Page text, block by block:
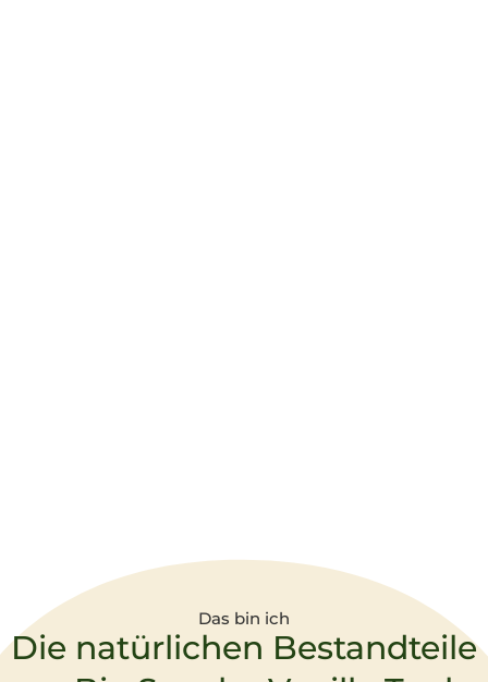
Das bin ich
Die natürlichen Bestandteile